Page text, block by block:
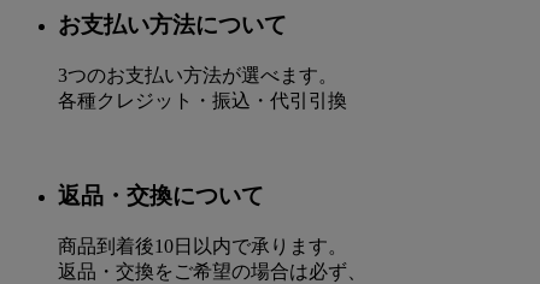
お支払い方法について
3つのお支払い方法が選べます。
各種クレジット・振込・代引引換
返品・交換について
商品到着後10日以内で承ります。
返品・交換をご希望の場合は必ず、